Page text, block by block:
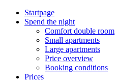
Startpage
Spend the night
Comfort double room
Small apartments
Large apartments
Price overview
Booking conditions
Prices